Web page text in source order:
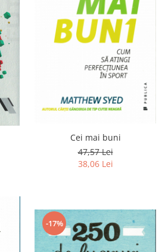
Cei mai buni
47,57 Lei
38,06 Lei
-17%